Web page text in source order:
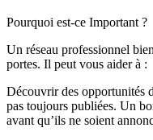
Pourquoi est-ce Important ?
Un réseau professionnel
portes. Il peut vous aider à :
Découvrir des opportunités
pas toujours publiées. Un
avant qu’ils ne soient